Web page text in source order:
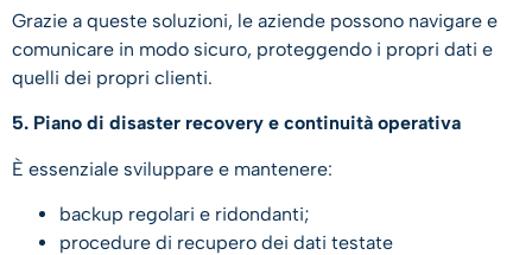
Grazie a queste soluzioni, le aziende possono navigare e
comunicare in modo sicuro, proteggendo i propri dati e
quelli dei propri clienti.
5. Piano di disaster recovery e continuità operativa
È essenziale sviluppare e mantenere:
backup regolari e ridondanti;
procedure di recupero dei dati testate